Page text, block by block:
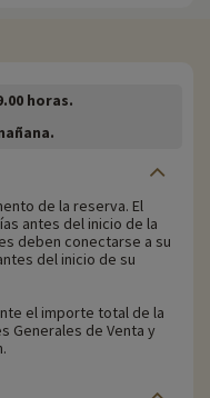
horas.
de la reserva. El
antes del inicio de la
deben conectarse a su
del inicio de su
el importe total de la
Generales de Venta y